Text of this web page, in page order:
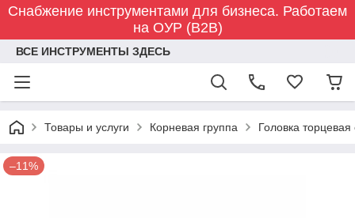
Снабжение инструментами для бизнеса. Работаем
на ОУР (B2B)
ВСЕ ИНСТРУМЕНТЫ ЗДЕСЬ
Товары и услуги Корневая группа Головка
–11%